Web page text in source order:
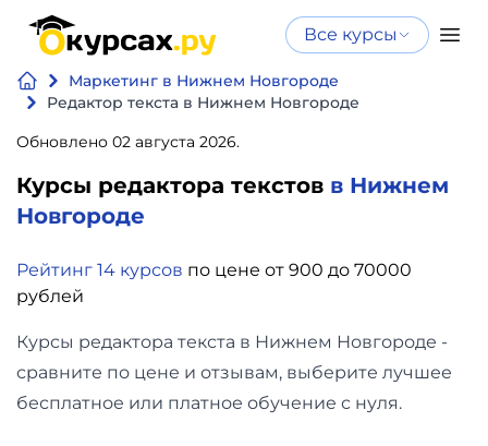
Все курсы
Маркетинг в Нижнем Новгороде
Редактор текста в Нижнем Новгороде
Обновлено 02 августа 2026.
Курсы редактора текстов в Нижнем
Новгороде
Рейтинг 14 курсов по цене от 900 до 70000
рублей
Курсы редактора текста в Нижнем Новгороде -
сравните по цене и отзывам, выберите лучшее
бесплатное или платное обучение с нуля.
Нейросеть
и ИИ
Программирование
Бизнес
финансы
Дизайн
Аналитика
Нейросеть и ИИ
интеллекту